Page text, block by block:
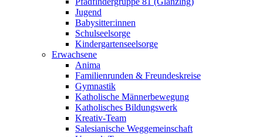
Jugend
Babysitter:innen
Schulseelsorge
Kindergartenseelsorge
Erwachsene
Anima
Familienrunden & Freundeskreise
Gymnastik
Katholische Männerbewegung
Katholisches Bildungswerk
Kreativ-Team
Salesianische Weggemeinschaft